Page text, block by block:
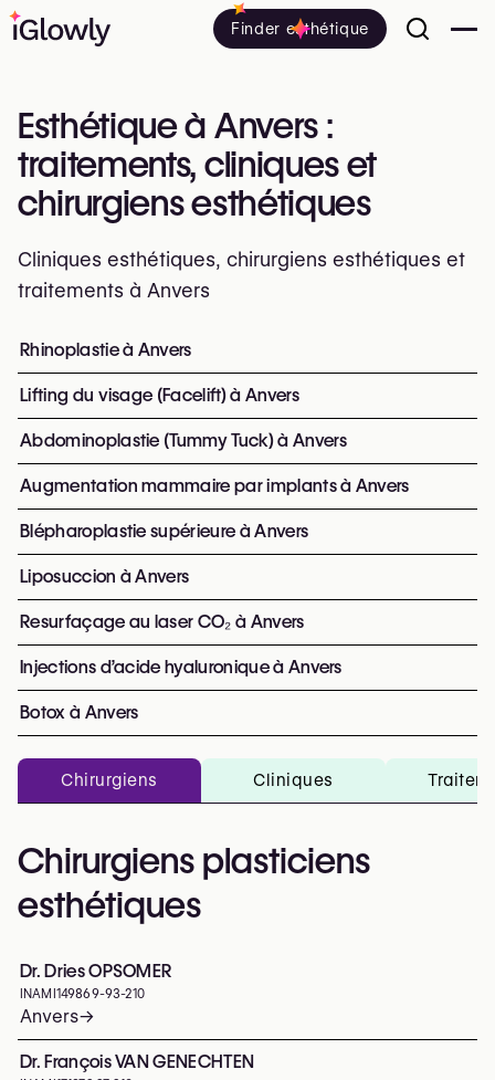
Finder esthétique
Esthétique à Anvers :
traitements, cliniques et
chirurgiens esthétiques
Cliniques esthétiques, chirurgiens esthétiques et
traitements à Anvers
Tout savoir sur l’esthétique à Anvers : cliniques,
Top interventions et
Rhinoplastie à Anvers
Lifting du visage (Facelift) à Anvers
Abdominoplastie (Tummy Tuck) à Anvers
Augmentation mammaire par implants à Anvers
Blépharoplastie supérieure à Anvers
Liposuccion à Anvers
Resurfaçage au laser CO₂ à Anvers
Injections d’acide hyaluronique à Anvers
Botox à Anvers
Chirurgiens Cliniques
Chirurgiens plasticiens
esthétiques
Dr. Dries OPSOMER
INAMI 149869-93-210
Anvers→
Dr. François VAN GENECHTEN